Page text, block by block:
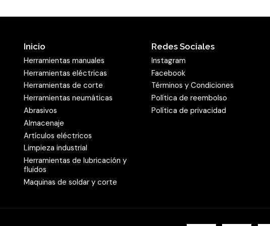
Inicio
Herramientas manuales
Herramientas eléctricas
Herramientas de corte
Herramientas neumáticas
Abrasivos
Almacenaje
Artículos eléctricos
Limpieza industrial
Herramientas de lubricación y
fluidos
Maquinas de soldar y corte
Redes Sociales
Instagram
Facebook
Términos y Condiciones
Política de reembolso
Política de privacidad